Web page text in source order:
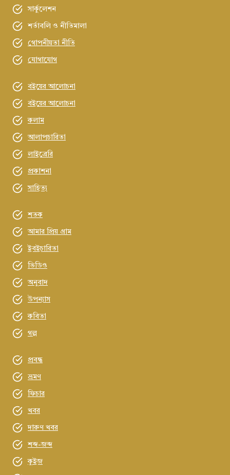
সার্কুলেশন
শর্তাবলি ও নীতিমালা
গোপনীয়তা নীতি
যোগাযোগ
বইয়ের আলোচনা
বইয়ের আলোচনা
কলাম
আলাপচারিতা
লাইব্রেরি
প্রকাশনা
সাহিত্য
শতক
আমার প্রিয় গ্রাম
ইবইচারিতা
ভিডিও
অনুবাদ
উপন্যাস
কবিতা
গল্প
প্রবন্ধ
ভ্রমণ
ফিচার
খবর
দারুণ খবর
শব্দ-জব্দ
কুইজ